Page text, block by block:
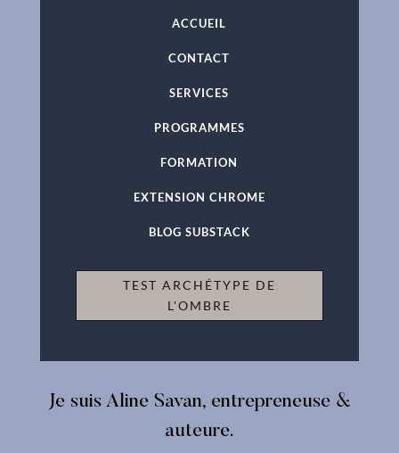
ACCUEIL
CONTACT
SERVICES
PROGRAMMES
FORMATION
EXTENSION CHROME
BLOG SUBSTACK
TEST ARCHÉTYPE DE
L'OMBRE
Je suis Aline Savan, entrepreneuse &
auteure.